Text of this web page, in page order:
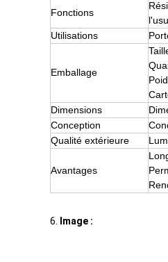
Fonctions
Utilisations
Emballage
Dimensions
Conception
Qualité extérieure
Avantages
6. Image :